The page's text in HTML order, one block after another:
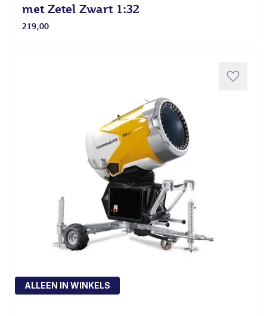
met Zetel Zwart 1:32
219,00
ALLEEN IN WINKELS